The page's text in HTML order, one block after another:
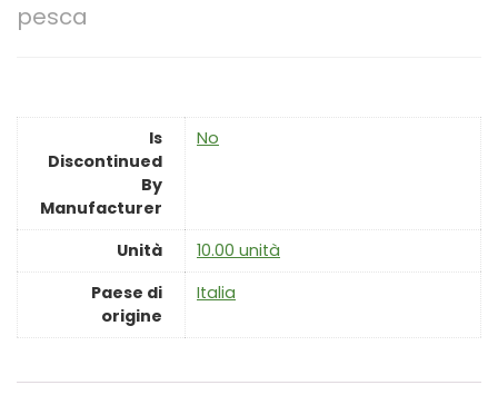
pesca
Is
Discontinued
By
Manufacturer
‎No
Unità
‎10.00 unità
Paese di
origine
‎Italia